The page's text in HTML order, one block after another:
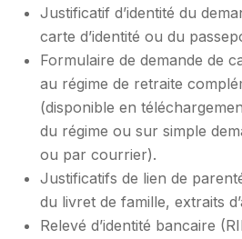
Justificatif d’identité du
carte d’identité ou du
Formulaire de demande de
au régime de retraite
(disponible en
du régime ou sur simple
ou par courrier).
Justificatifs de lien de
du livret de famille, extraits
Relevé d’identité bancaire